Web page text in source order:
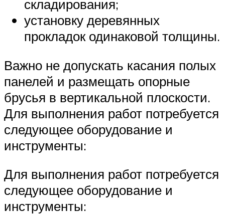
складирования;
установку деревянных
прокладок одинаковой толщины.
Важно не допускать касания полых
панелей и размещать опорные
брусья в вертикальной плоскости.
Для выполнения работ потребуется
следующее оборудование и
инструменты:
Для выполнения работ потребуется
следующее оборудование и
инструменты: